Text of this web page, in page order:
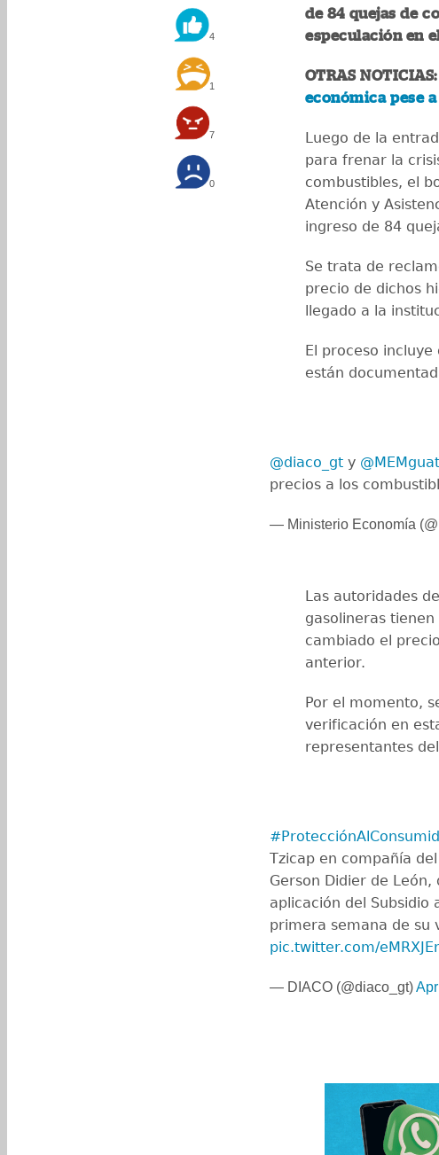
4
1
7
0
de 84 quejas de
especulación en
OTRAS
económica pese
Luego de la
para frenar la
combustibles, el
Atención y
ingreso de 84
Se trata de
precio de dichos
llegado a la
El proceso
están
@diaco_gt y
precios a los
— Ministerio Economía
Las autoridades
gasolineras
cambiado el
anterior.
Por el momento,
verificación en
representantes
Tzicap en compañía
Gerson Didier de
aplicación del Subsidio
primera semana de su
pic.twitter.com/
— DIACO (@diaco_gt)